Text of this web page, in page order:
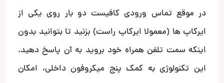
در موقع تماس ورودی کافیست دو بار روی یکی از
ایرکاپ ها (معمولا ایرکاپ راست) بزنید تا بتوانید بدون
اینکه سمت تلفن همراه خود بروید به آن پاسخ دهید.
این تکنولوژی به کمک پنج میکروفون داخلی، امکان